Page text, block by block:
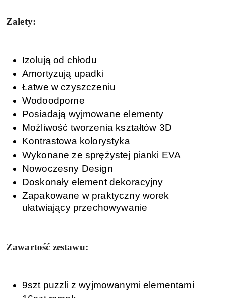
Zalety:
Izolują od chłodu
Amortyzują upadki
Łatwe w czyszczeniu
Wodoodporne
Posiadają wyjmowane elementy
Możliwość tworzenia kształtów 3D
Kontrastowa kolorystyka
Wykonane ze sprężystej pianki EVA
Nowoczesny Design
Doskonały element dekoracyjny
Zapakowane w praktyczny worek
ułatwiający przechowywanie
Zawartość zestawu:
9szt puzzli z wyjmowanymi elementami